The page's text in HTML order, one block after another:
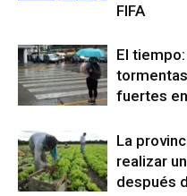
FIFA
El
fuertes
La
realizar
después